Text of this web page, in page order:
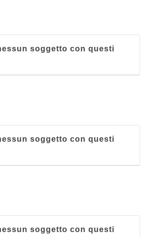
soggetto con questi
soggetto con questi
soggetto con questi